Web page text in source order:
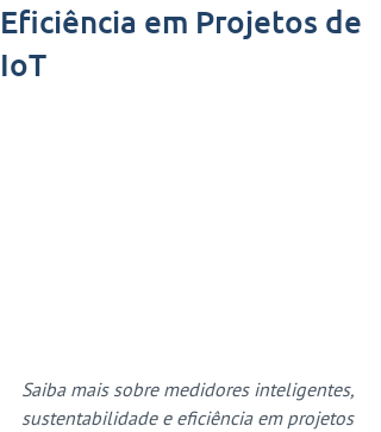
Eficiência em Projetos de
IoT
Saiba mais sobre medidores inteligentes,
sustentabilidade e eficiência em projetos